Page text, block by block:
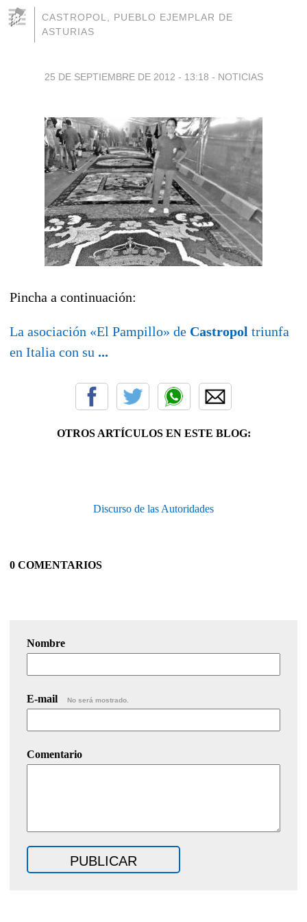
CASTROPOL, PUEBLO EJEMPLAR DE
ASTURIAS
25 DE SEPTIEMBRE DE 2012 - 13:18 - NOTICIAS
Pincha a continuación:
La asociación «El Pampillo» de Castropol triunfa
en Italia con su ...
OTROS ARTÍCULOS EN ESTE BLOG:
Discurso de las Autoridades
0 COMENTARIOS
Nombre
E-mail No será mostrado.
Comentario